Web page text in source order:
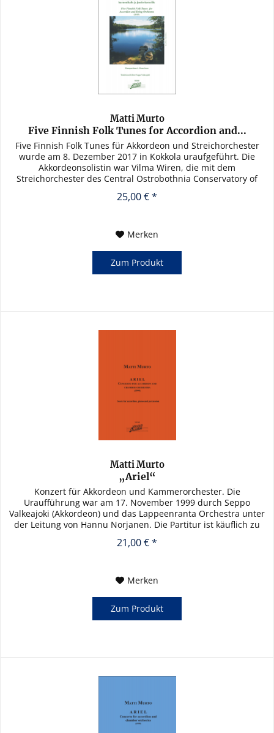
Matti Murto
Five Finnish Folk Tunes for Accordion and...
Five Finnish Folk Tunes für Akkordeon und Streichorchester
wurde am 8. Dezember 2017 in Kokkola uraufgeführt. Die
Akkordeonsolistin war Vilma Wiren, die mit dem
Streichorchester des Central Ostrobothnia Conservatory of
25,00 € *
Merken
Zum Produkt
Matti Murto
„Ariel“
Konzert für Akkordeon und Kammerorchester. Die
Uraufführung war am 17. November 1999 durch Seppo
Valkeajoki (Akkordeon) und das Lappeenranta Orchestra unter
der Leitung von Hannu Norjanen. Die Partitur ist käuflich zu
21,00 € *
Merken
Zum Produkt